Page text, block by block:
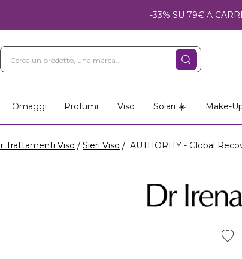
-33% SU 79€ A
Omaggi Profumi Viso Solari ☀️ Make-
Trattamenti Viso Sieri Viso AUTHORITY - Global